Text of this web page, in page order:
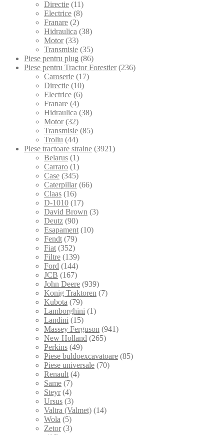
Directie (11)
Electrice (8)
Franare (2)
Hidraulica (38)
Motor (33)
Transmisie (35)
Piese pentru plug (86)
Piese pentru Tractor Forestier (236)
Caroserie (17)
Directie (10)
Electrice (6)
Franare (4)
Hidraulica (38)
Motor (32)
Transmisie (85)
Troliu (44)
Piese tractoare straine (3921)
Belarus (1)
Carraro (1)
Case (345)
Caterpillar (66)
Claas (16)
D-1010 (17)
David Brown (3)
Deutz (90)
Esapament (10)
Fendt (79)
Fiat (352)
Filtre (139)
Ford (144)
JCB (167)
John Deere (939)
Konig Traktoren (7)
Kubota (79)
Lamborghini (1)
Landini (15)
Massey Ferguson (941)
New Holland (265)
Perkins (49)
Piese buldoexcavatoare (85)
Piese universale (70)
Renault (4)
Same (7)
Steyr (4)
Ursus (3)
Valtra (Valmet) (14)
Wola (5)
Zetor (3)